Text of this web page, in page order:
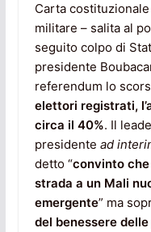
Carta
militare – salita al
seguito colpo di
presidente
referendum lo
elettori registrati,
circa il 40%. Il
presidente ad
detto “convinto
strada a un Mali
emergente” ma
del benessere